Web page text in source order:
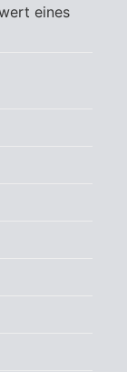
eines